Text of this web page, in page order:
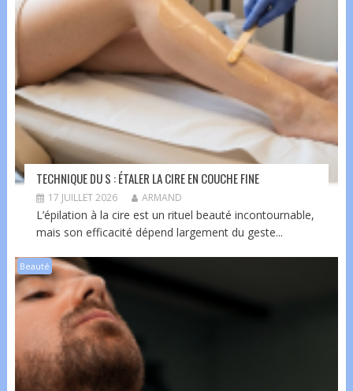
TECHNIQUE DU S : ÉTALER LA CIRE EN COUCHE FINE
17 JUILLET 2026 ARMAND
L’épilation à la cire est un rituel beauté incontournable,
mais son efficacité dépend largement du geste...
Beauté